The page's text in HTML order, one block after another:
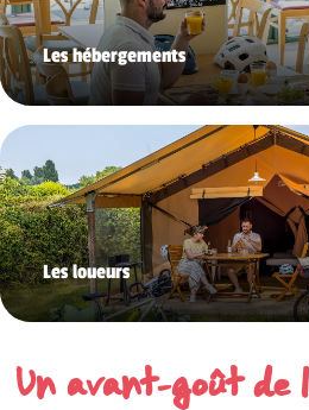
Les hébergements
Les loueurs
Un avant-goût de